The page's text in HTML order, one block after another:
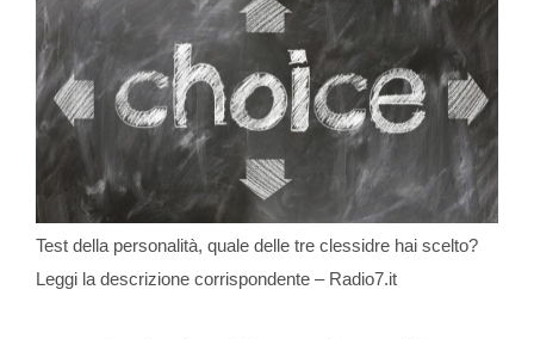
Test della personalità, quale delle tre clessidre hai scelto?
Leggi la descrizione corrispondente – Radio7.it